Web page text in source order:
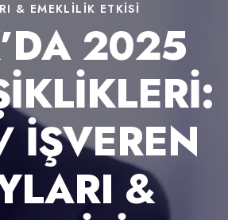
& EMEKLILIK ETKISI
2025
İŞVEREN
&